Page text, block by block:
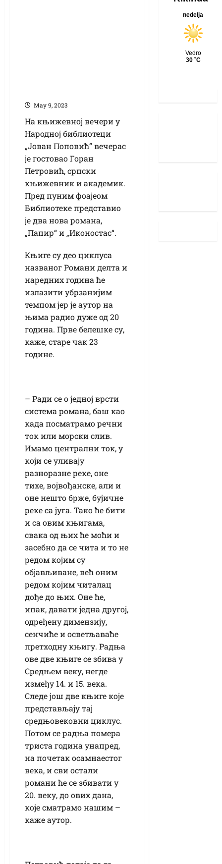
Маy 9, 2023
На књижевној вечери у
Народној библиотеци
„Јован Поповић“ вечерас
је гостовао Горан
Петровић, српски
књижевник и академик.
Пред пуним фоајеом
Библиотеке представио
је два нова романа,
„Папир“ и „Иконостас“.
Књиге су део циклуса
названог Романи делта и
наредних година ће
излазити убрзанијим
темпом јер је аутор на
њима радио дуже од 20
година. Прве белешке су,
каже, старе чак 23
године.
– Ради се о једној врсти
система романа, баш као
када посматрамо речни
ток или морски слив.
Имамо централни ток, у
који се уливају
разноразне реке, оне
тихе, војвођанске, али и
оне нешто брже, бујичне
реке са југа. Тако ће бити
и са овим књигама,
свака од њих ће моћи и
засебно да се чита и то не
редом којим су
објављиване, већ оним
редом којим читалац
дође до њих. Оне ће,
ипак, давати једна другој,
одређену димензију,
сенчиће и осветљаваће
претходну књигу. Радња
ове две књиге се збива у
Средњем веку, негде
између 14. и 15. века.
Следе још две књиге које
представљају тај
средњовековни циклус.
Потом се радња помера
триста година унапред,
на почетак осамнаестог
века, и сви остали
романи ће се збивати у
20. веку, до ових дана,
које сматрамо нашим –
каже аутор.